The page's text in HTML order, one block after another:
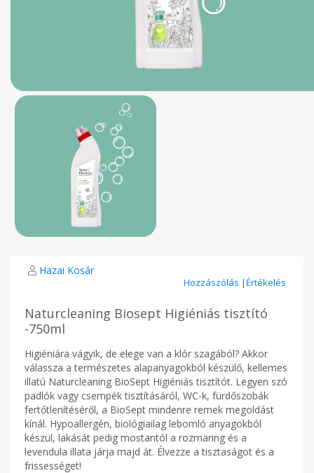
Hazai Kosár
Hozzászólás |Értékelés
Naturcleaning Biosept Higiéniás tisztító
-750ml
Higiéniára vágyik, de elege van a klór szagából? Akkor
válassza a természetes alapanyagokból készülő, kellemes
illatú Naturcleaning BioSept Higiéniás tisztítót. Legyen szó
padlók vagy csempék tisztításáról, WC-k, fürdőszobák
fertőtlenítéséről, a BioSept mindenre remek megoldást
kínál. Hypoallergén, biológiailag lebomló anyagokból
készül, lakását pedig mostantól a rozmaring és a
levendula illata járja majd át. Élvezze a tisztaságot és a
frissességet!